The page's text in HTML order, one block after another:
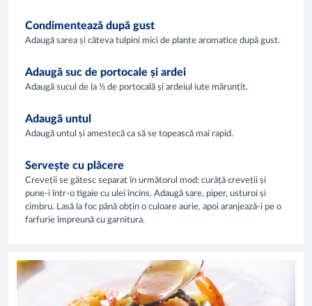
Condimentează după gust
Adaugă sarea și câteva tulpini mici de plante aromatice după gust.
Adaugă suc de portocale și ardei
Adaugă sucul de la ½ de portocală și ardeiul iute mărunțit.
Adaugă untul
Adaugă untul și amestecă ca să se topească mai rapid.
Servește cu plăcere
Creveții se gătesc separat în următorul mod: curăță creveții și
pune-i într-o tigaie cu ulei încins. Adaugă sare, piper, usturoi și
cimbru. Lasă la foc până obțin o culoare aurie, apoi aranjează-i pe o
farfurie împreună cu garnitura.